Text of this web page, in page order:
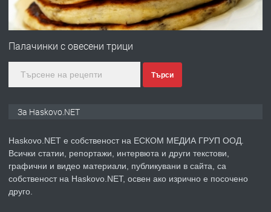
ПРЕДЛАГА
№4120 Магазин/Офис под наем в кв.
градската градина!
преди 4 дни
ПРЕДЛАГА
Продавам парцел в гр. Хасково кв.
Палачинки с овесени трици
Търси
За Haskovo.NET
Haskovo.NET е собственост на ЕСКОМ МЕДИА ГРУП ООД.
Всички статии, репортажи, интервюта и други текстови,
графични и видео материали, публикувани в сайта, са
собственост на Haskovo.NET, освен ако изрично е посочено
друго.